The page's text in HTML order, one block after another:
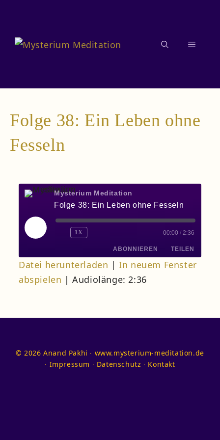
springen
Menü
Folge 38: Ein Leben ohne
Fesseln
Mysterium Meditation
Folge 38: Ein Leben ohne Fesseln
PLAY
EPISODE
1X 00:00 / 2:36
ABONNIEREN TEILEN
RSS
TEILEN
EMBED
Datei herunterladen |In neuem Fenster
abspielen |Audiolänge: 2:36
© 2026 Anand Pakhi ∙ www.mysterium-meditation.de
∙ Impressum ∙ Datenschutz ∙ Kontakt